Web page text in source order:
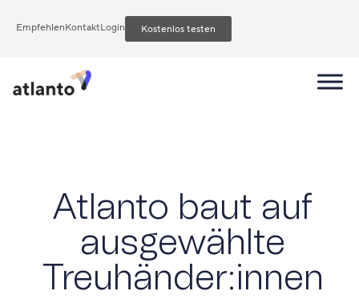
EmpfehlenKontaktLogin Kostenlos testen
Atlanto baut auf
ausgewählte
Treuhänder:innen